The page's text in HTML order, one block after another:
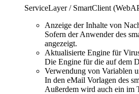
ServiceLayer / SmartClient
Anzeige der Inhalte von
Sofern der Anwender des
angezeigt.
Aktualisierte Engine für
Die Engine für die auf dem
Verwendung von Variablen
In den eMail Vorlagen des
Außerdem wird auch ein im